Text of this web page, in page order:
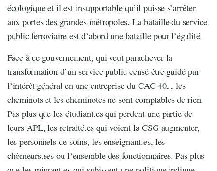
écologique et il est insupportable qu’il puisse s’arrêter
aux portes des grandes métropoles. La bataille du service
public ferroviaire est d’abord une bataille pour l’égalité.
Face à ce gouvernement, qui veut parachever la
transformation d’un service public censé être guidé par
l’intérêt général en une entreprise du CAC 40, , les
cheminots et les cheminotes ne sont comptables de rien.
Pas plus que les étudiant.es qui perdent une partie de
leurs APL, les retraité.es qui voient la CSG augmenter,
les personnels de soins, les enseignant.es, les
chômeurs.ses ou l’ensemble des fonctionnaires. Pas plus